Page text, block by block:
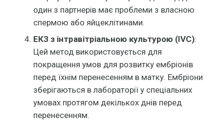
один з партнерів має проблеми з власною
спермою або яйцеклітинами.
ЕКЗ з інтравітріальною культурою (IVC):
Цей метод використовується для
покращення умов для розвитку ембріонів
перед їхнім перенесенням в матку. Ембріони
зберігаються в лабораторії у спеціальних
умовах протягом декількох днів перед
перенесенням.